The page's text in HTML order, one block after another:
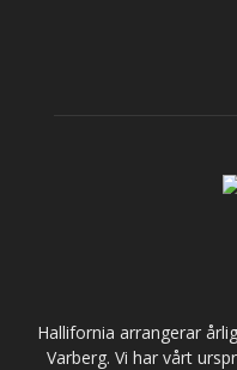
Hallifornia arrangerar
Varberg. Vi har vårt